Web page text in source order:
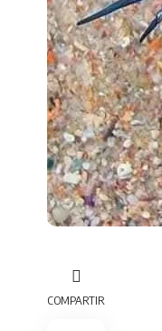
COMPARTIR